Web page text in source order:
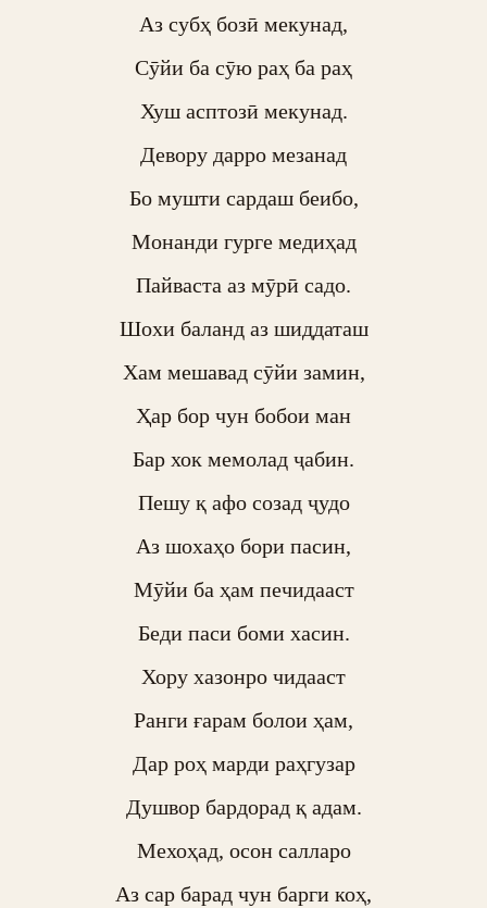
Аз субҳ бозӣ мекунад,
Сӯйи ба сӯю раҳ ба раҳ
Хуш асптозӣ мекунад.
Девору дарро мезанад
Бо мушти сардаш беибо,
Монанди гурге медиҳад
Пайваста аз мӯрӣ садо.
Шохи баланд аз шиддаташ
Хам мешавад сӯйи замин,
Ҳар бор чун бобои ман
Бар хок мемолад ҷабин.
Пешу қ афо созад ҷудо
Аз шохаҳо бори пасин,
Мӯйи ба ҳам печидааст
Беди паси боми хасин.
Хору хазонро чидааст
Ранги ғарам болои ҳам,
Дар роҳ марди раҳгузар
Душвор бардорад қ адам.
Мехоҳад, осон салларо
Аз сар барад чун барги коҳ,